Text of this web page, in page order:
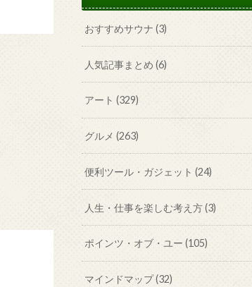
おすすめサウナ(3)
人気記事まとめ(6)
アート(329)
グルメ(263)
便利ツール・ガジェット(24)
人生・仕事を楽しむ考え方(3)
ポインツ・オブ・ユー(105)
マインドマップ(32)